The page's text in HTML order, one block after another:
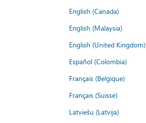
English (Canada)
English (Malaysia)
English (United Kingdom)
Español (Colombia)
Français (Belgique)
Français (Suisse)
Latviešu (Latvija)